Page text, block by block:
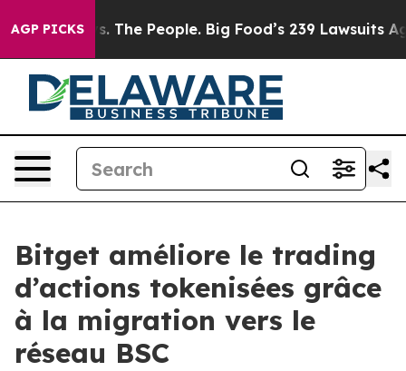
AGP PICKS
vs. The People. Big Food’s 239 Lawsuits
Bitget améliore le trading
d’actions tokenisées grâce
à la migration vers le
réseau BSC